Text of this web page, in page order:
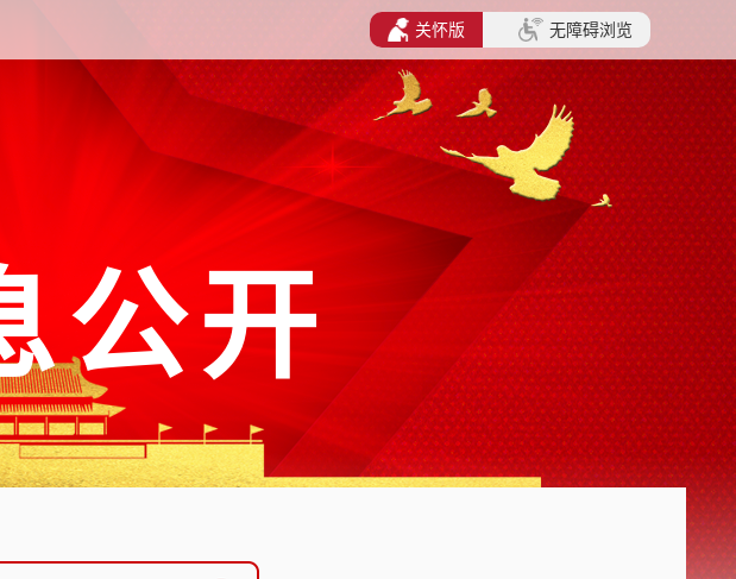
公开
关怀版 无障碍浏览